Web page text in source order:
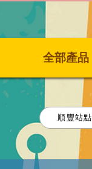
全部產品
順豐站點